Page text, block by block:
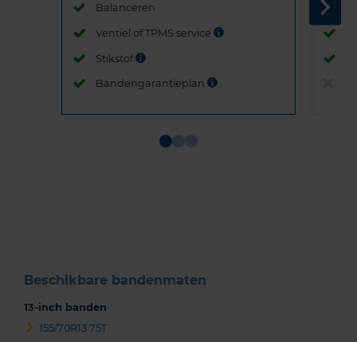
Balanceren
Ventiel of TPMS service
Stikstof
Bandengarantieplan
Beschikbare bandenmaten
13-inch banden
155/70R13 75T